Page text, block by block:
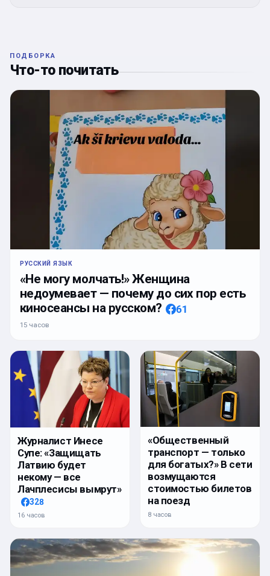
ПОДБОРКА
Что-то почитать
РУССКИЙ ЯЗЫК
«Не могу молчать!» Женщина
недоумевает — почему до сих пор есть
киносеансы на русском?
61
15 часов
Журналист Инесе
Супе: «Защищать
Латвию будет
некому — все
Лачплесисы вымрут»
328
16 часов
«Общественный
транспорт — только
для богатых?» В сети
возмущаются
стоимостью билетов
на поезд
8 часов